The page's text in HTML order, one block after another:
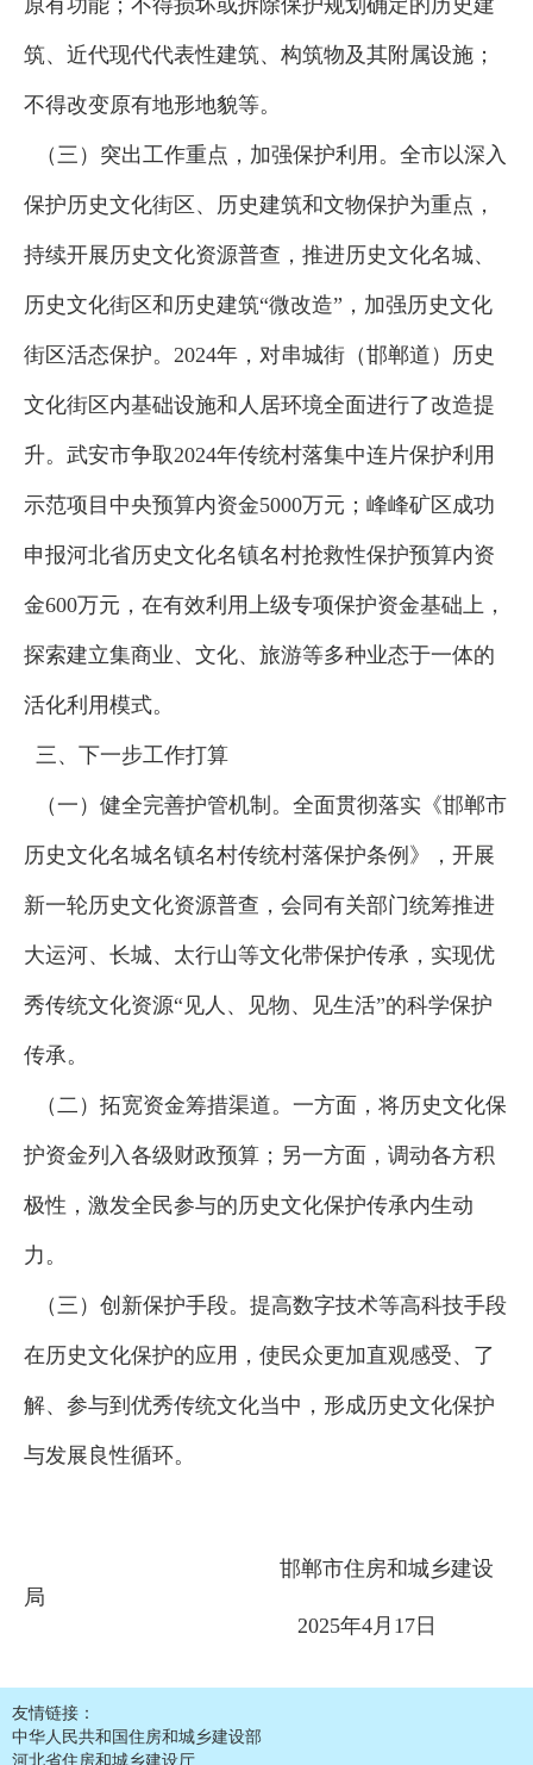
筑、近代现代代表性建筑、构筑物及其附属设施；
不得改变原有地形地貌等。
（三）突出工作重点，加强保护利用。全市以深入
保护历史文化街区、历史建筑和文物保护为重点，
持续开展历史文化资源普查，推进历史文化名城、
历史文化街区和历史建筑“微改造”，加强历史文化
街区活态保护。2024年，对串城街（邯郸道）历史
文化街区内基础设施和人居环境全面进行了改造提
升。武安市争取2024年传统村落集中连片保护利用
示范项目中央预算内资金5000万元；峰峰矿区成功
申报河北省历史文化名镇名村抢救性保护预算内资
金600万元，在有效利用上级专项保护资金基础上，
探索建立集商业、文化、旅游等多种业态于一体的
活化利用模式。
三、下一步工作打算
（一）健全完善护管机制。全面贯彻落实《邯郸市
历史文化名城名镇名村传统村落保护条例》，开展
新一轮历史文化资源普查，会同有关部门统筹推进
大运河、长城、太行山等文化带保护传承，实现优
秀传统文化资源“见人、见物、见生活”的科学保护
传承。
（二）拓宽资金筹措渠道。一方面，将历史文化保
护资金列入各级财政预算；另一方面，调动各方积
极性，激发全民参与的历史文化保护传承内生动
力。
（三）创新保护手段。提高数字技术等高科技手段
在历史文化保护的应用，使民众更加直观感受、了
解、参与到优秀传统文化当中，形成历史文化保护
与发展良性循环。
邯郸市住房和城乡建设
局
2025年4月17日
友情链接：
中华人民共和国住房和城乡建设部
河北省住房和城乡建设厅